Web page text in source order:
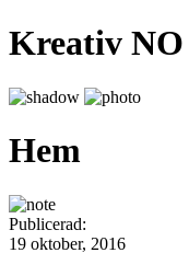
Kreativ NO
Hem
Publicerad:
19 oktober, 2016